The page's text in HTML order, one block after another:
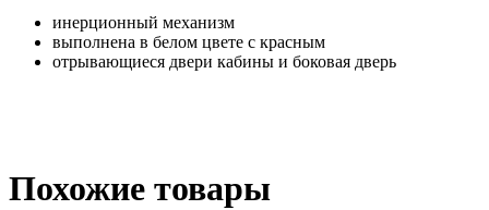
инерционный механизм
выполнена в белом цвете с красным
отрывающиеся двери кабины и боковая дверь
Похожие товары